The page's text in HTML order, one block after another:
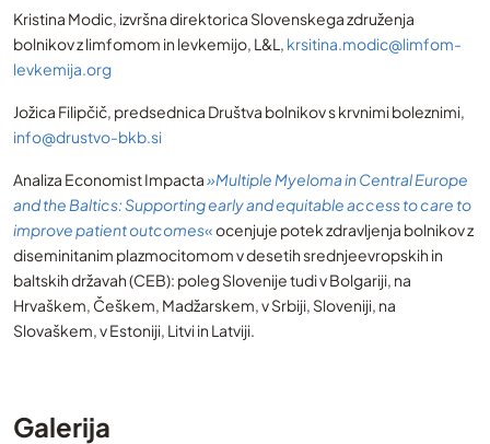
Kristina Modic, izvršna direktorica Slovenskega združenja
bolnikov z limfomom in levkemijo, L&L, krsitina.modic@limfom-
levkemija.org
Jožica Filipčič, predsednica Društva bolnikov s krvnimi boleznimi,
info@drustvo-bkb.si
Analiza Economist Impacta »Multiple Myeloma in Central Europe
and the Baltics: Supporting early and equitable access to care to
improve patient outcomes«ocenjuje potek zdravljenja bolnikov z
diseminitanim plazmocitomom v desetih srednjeevropskih in
baltskih državah (CEB): poleg Slovenije tudi v Bolgariji, na
Hrvaškem, Češkem, Madžarskem, v Srbiji, Sloveniji, na
Slovaškem, v Estoniji, Litvi in Latviji.
Galerija